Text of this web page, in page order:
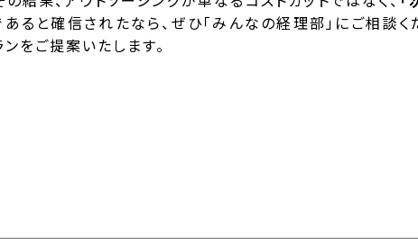
あると確信されたなら、ぜひ「みんなの経理部」にご相談く
をご提案いたします。